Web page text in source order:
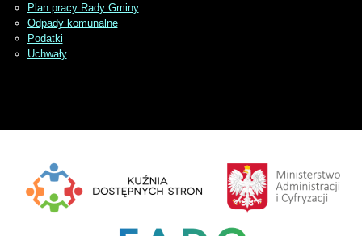
Plan pracy Rady Gminy
Odpady komunalne
Podatki
Uchwały